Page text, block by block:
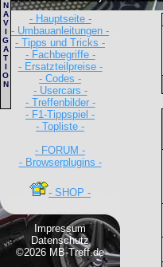
- Hauptseite -
- Umbauanleitungen -
- Tipps und Tricks -
- Fachbegriffe -
- Ersatzteilpreise -
- Codes -
- Usercars -
- Treffenbilder -
- F1-Tippspiel -
- Topliste -
- FORUM -
- Browserplugins -
- SHOP -
Impressum
Datenschutz
©2026 MB-Treff.de
N
A
V
I
G
A
T
I
O
N